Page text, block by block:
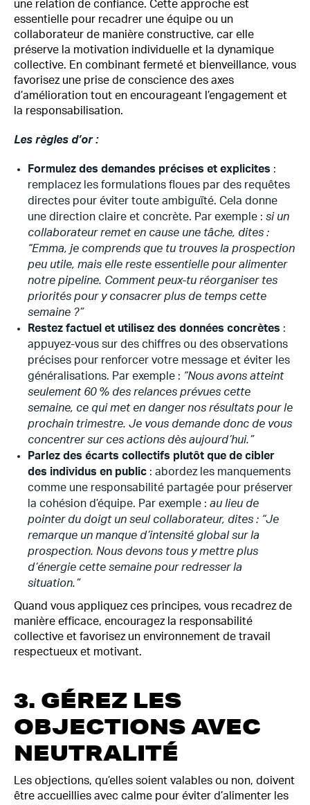
une relation de confiance. Cette approche est
essentielle pour recadrer une équipe ou un
collaborateur de manière constructive, car elle
préserve la motivation individuelle et la dynamique
collective. En combinant fermeté et bienveillance, vous
favorisez une prise de conscience des axes
d’amélioration tout en encourageant l’engagement et
la responsabilisation.
Les règles d’or :
Formulez des demandes précises et explicites :
remplacez les formulations floues par des requêtes
directes pour éviter toute ambiguïté. Cela donne
une direction claire et concrète. Par exemple : si un
collaborateur remet en cause une tâche, dites :
“Emma, je comprends que tu trouves la prospection
peu utile, mais elle reste essentielle pour alimenter
notre pipeline. Comment peux-tu réorganiser tes
priorités pour y consacrer plus de temps cette
semaine ?”
Restez factuel et utilisez des données concrètes :
appuyez-vous sur des chiffres ou des observations
précises pour renforcer votre message et éviter les
généralisations. Par exemple : “Nous avons atteint
seulement 60 % des relances prévues cette
semaine, ce qui met en danger nos résultats pour le
prochain trimestre. Je vous demande donc de vous
concentrer sur ces actions dès aujourd’hui.”
Parlez des écarts collectifs plutôt que de cibler
des individus en public : abordez les manquements
comme une responsabilité partagée pour préserver
la cohésion d’équipe. Par exemple : au lieu de
pointer du doigt un seul collaborateur, dites : “Je
remarque un manque d’intensité global sur la
prospection. Nous devons tous y mettre plus
d’énergie cette semaine pour redresser la
situation.”
Quand vous appliquez ces principes, vous recadrez de
manière efficace, encouragez la responsabilité
collective et favorisez un environnement de travail
respectueux et motivant.
3. GÉREZ LES
OBJECTIONS AVEC
NEUTRALITÉ
Les objections, qu’elles soient valables ou non, doivent
être accueillies avec calme pour éviter d’alimenter les